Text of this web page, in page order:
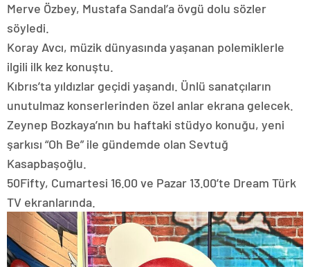
Merve Özbey, Mustafa Sandal’a övgü dolu sözler
söyledi.
Koray Avcı, müzik dünyasında yaşanan polemiklerle
ilgili ilk kez konuştu.
Kıbrıs’ta yıldızlar geçidi yaşandı. Ünlü sanatçıların
unutulmaz konserlerinden özel anlar ekrana gelecek.
Zeynep Bozkaya’nın bu haftaki stüdyo konuğu, yeni
şarkısı “Oh Be” ile gündemde olan Sevtuğ
Kasapbaşoğlu.
50Fifty, Cumartesi 16.00 ve Pazar 13.00’te Dream Türk
TV ekranlarında.